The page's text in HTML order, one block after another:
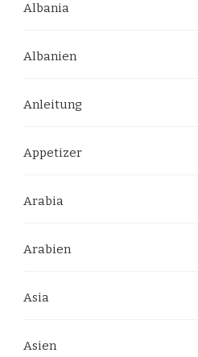
Albania
Albanien
Anleitung
Appetizer
Arabia
Arabien
Asia
Asien